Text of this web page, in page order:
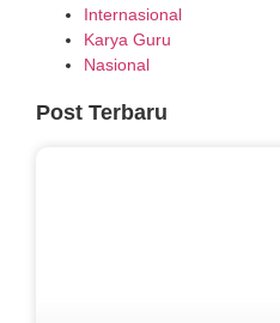
Internasional
Karya Guru
Nasional
Post Terbaru